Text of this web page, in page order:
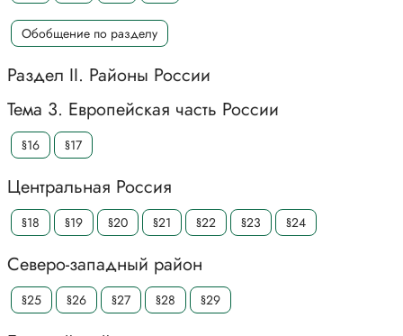
Обобщение по разделу
Раздел II. Районы России
Тема 3. Европейская часть России
§16 §17
Центральная Россия
§18 §19 §20 §21 §22 §23 §24
Северо-западный район
§25 §26 §27 §28 §29